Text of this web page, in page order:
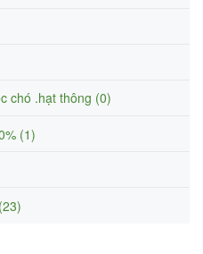
chó .hạt thông (0)
(1)